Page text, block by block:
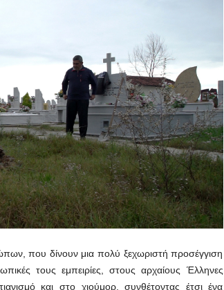
που δίνουν μια πολύ ξεχωριστή προσέγγιση
τους εμπειρίες, στους αρχαίους Έλληνες
και στο χιούμορ, συνθέτοντας έτσι ένα